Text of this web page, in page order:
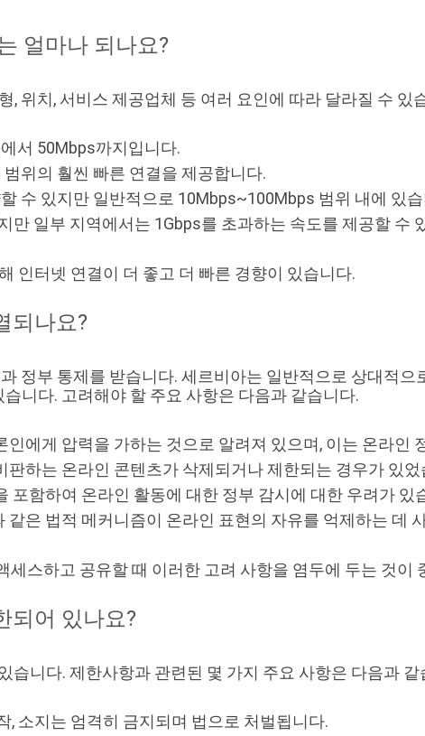
얼마나 되나요?
, 위치, 서비스 제공업체 등 여러 요인에 따라 달라질 수 있
서 50Mbps까지입니다.
위의 훨씬 빠른 연결을 제공합니다.
수 있지만 일반적으로 10Mbps~100Mbps 범위 내에 있
만 일부 지역에서는 1Gbps를 초과하는 속도를 제공할 수
인터넷 연결이 더 좋고 더 빠른 경향이 있습니다.
되나요?
정부 통제를 받습니다. 세르비아는 일반적으로 상대적
니다. 고려해야 할 주요 사항은 다음과 같습니다.
인에게 압력을 가하는 것으로 알려져 있으며, 이는 온라인
판하는 온라인 콘텐츠가 삭제되거나 제한되는 경우가 있었
포함하여 온라인 활동에 대한 정부 감시에 대한 우려가 있
같은 법적 메커니즘이 온라인 표현의 자유를 억제하는 데
스하고 공유할 때 이러한 고려 사항을 염두에 두는 것이
되어 있나요?
습니다. 제한사항과 관련된 몇 가지 주요 사항은 다음과 같
, 소지는 엄격히 금지되며 법으로 처벌됩니다.